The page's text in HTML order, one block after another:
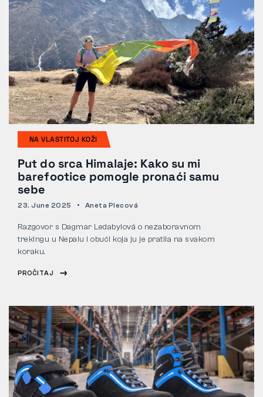
NA VLASTITOJ KOŽI
Put do srca Himalaje: Kako su mi
barefootice pomogle pronaći samu
sebe
23. June 2025 Aneta Plecová
Razgovor s Dagmar Ledabylová o nezaboravnom
trekingu u Nepalu i obući koja ju je pratila na svakom
koraku.
PROČITAJ